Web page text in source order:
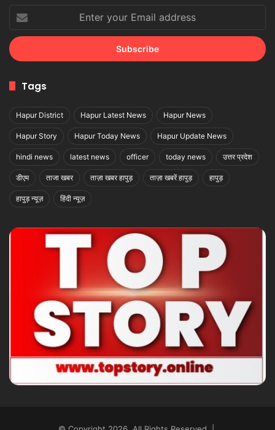
your
Email
address
Tags
Hapur District Hapur Latest News Hapur News
Hapur Story Hapur Today News Hapur Update News
hindi news latest news officer today news उत्तर प्रदेश
डीएम ताजा खबर ताज़ा खबर हापुड़ ताज़ा खबरें हापुड़ हापुड़
हापुड़ न्यूज़ हिंदी न्यूज़